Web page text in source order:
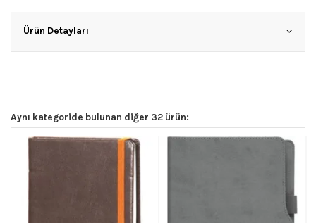
Ürün Detayları
Aynı kategoride bulunan diğer 32 ürün: